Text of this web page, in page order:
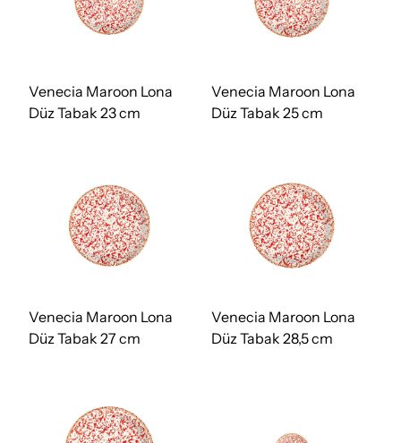
Venecia Maroon Lona
Düz Tabak 23 cm
Venecia Maroon Lona
Düz Tabak 25 cm
Venecia Maroon Lona
Düz Tabak 27 cm
Venecia Maroon Lona
Düz Tabak 28,5 cm